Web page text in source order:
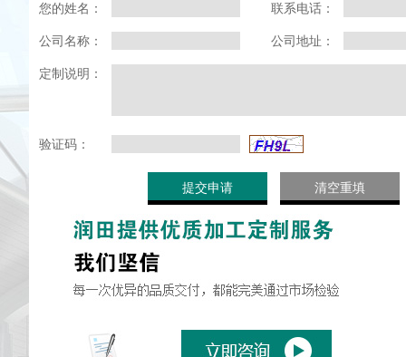
您的姓名： 联系电话：
公司名称： 公司地址：
定制说明：
验证码：